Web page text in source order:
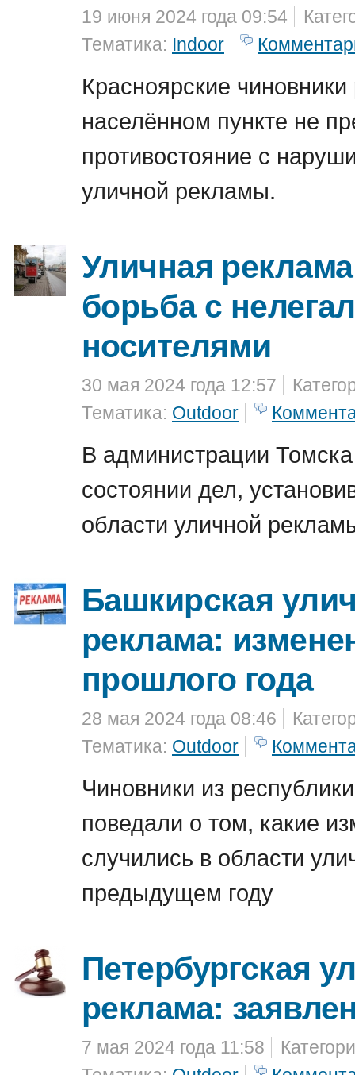
19 июня 2024 года 09:54
Тематика: Indoor
Красноярские
населённом пункте не
противостояние с
уличной рекламы.
Уличная
борьба с
носителями
30 мая 2024 года 12:57
Тематика: Outdoor
В администрации
состоянии дел,
области уличной
Башкирская
реклама:
прошлого года
28 мая 2024 года 08:46
Тематика: Outdoor
Чиновники из
поведали о том, какие
случились в области
предыдущем году
Петербургская
реклама:
7 мая 2024 года 11:58